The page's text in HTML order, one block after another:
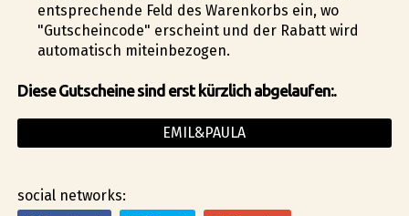
entsprechende Feld des Warenkorbs ein, wo
"Gutscheincode" erscheint und der Rabatt wird
automatisch miteinbezogen.
Diese Gutscheine sind erst kürzlich abgelaufen:.
EMIL&PAULA
social networks: